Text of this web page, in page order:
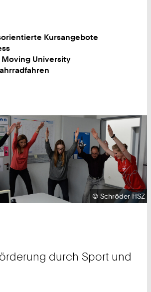
Kursangebote
Moving University
Urheberrecht:
© Schröder HSZ
durch Sport und